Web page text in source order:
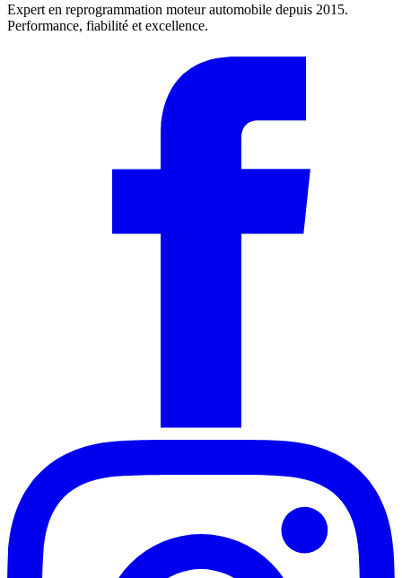
Expert en reprogrammation moteur automobile depuis 2015.
Performance, fiabilité et excellence.